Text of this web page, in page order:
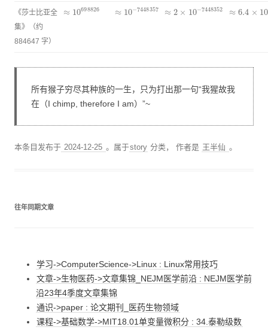
《莎士比亚全
集》（约
884647 字）
10698826 10−7448357 × −7448352 6.4 × −
所有猴子穷尽其种族的一生，只为打出那一句“我猩故我
在（I chimp, therefore I am）”~
本条目发布于 2024-12-25 。属于story 分类，作者是 王半仙 。
往年同期文章
学习->ComputerScience->Linux : Linux常用技巧
文章->生物医药->文章集锦_NEJM医学前沿 : NEJM医学前
沿23年4季度文章集锦
通识->paper : 论文期刊_医药生物领域
课程->基础数学->MIT18.01单变量微积分 : 34.泰勒级数